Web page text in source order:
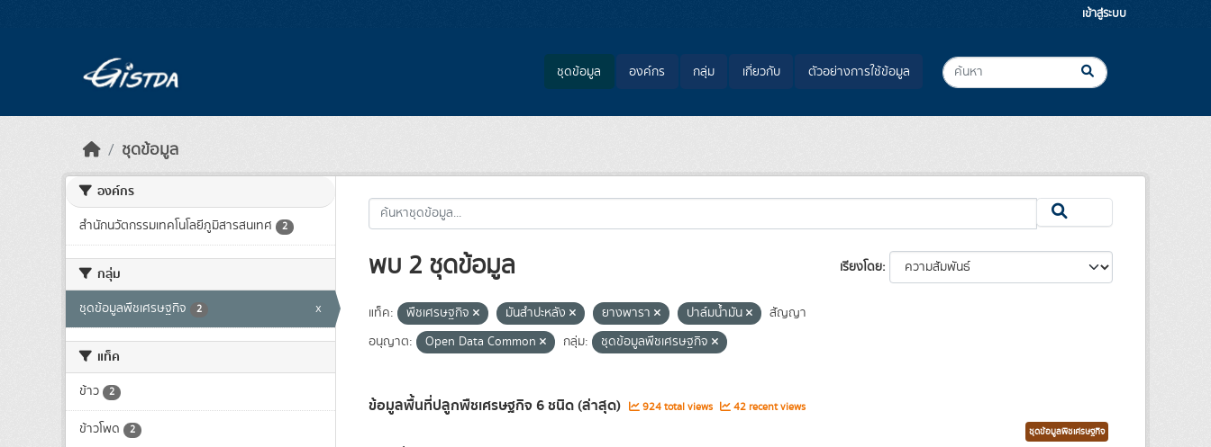
เข้าสู่ระบบ
ชุดข้อมูล องค์กร กลุ่ม เกี่ยวกับ ตัวอย่างการใช้ข้อมูล
ชุดข้อมูล
องค์กร
สำนักนวัตกรรมเทคโนโลยีภูมิสารสนเทศ 2
กลุ่ม
ชุดข้อมูลพืชเศรษฐกิจ 2 x
แท็ค
ข้าว 2
ข้าวโพด 2
เรียงโดย
พบ 2 ชุดข้อมูล
แท็ค: พืชเศรษฐกิจ มันสำปะหลัง ยางพารา ปาล์มน้ำมัน
สัญญา
อนุญาต:
Open Data Common กลุ่ม: ชุดข้อมูลพืชเศรษฐกิจ
ข้อมูลพื้นที่ปลูกพืชเศรษฐกิจ 6 ชนิด (ล่าสุด) 924 total views 42 recent views
ชุดข้อมูลพืชเศรษฐกิจ